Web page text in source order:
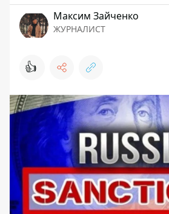
Максим Зайченко
ЖУРНАЛИСТ
👍